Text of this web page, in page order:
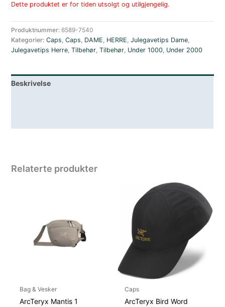
Dette produktet er for tiden utsolgt og utilgjengelig.
Produktnummer: 6589-7540
Kategorier:Caps ,Caps DAME HERRE ,Julegavetips Dame
Julegavetips Herre ,Tilbehør ,Tilbehør Under 1000 Under 2000
Beskrivelse
Relaterte produkter
Bag & Vesker
ArcTeryx Mantis 1
Caps
ArcTeryx Bird Word